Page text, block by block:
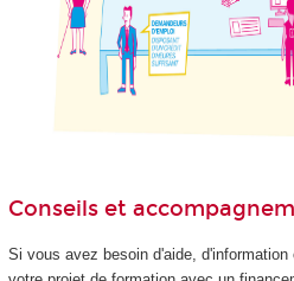
Conseils et
Si vous avez besoin d'aide,